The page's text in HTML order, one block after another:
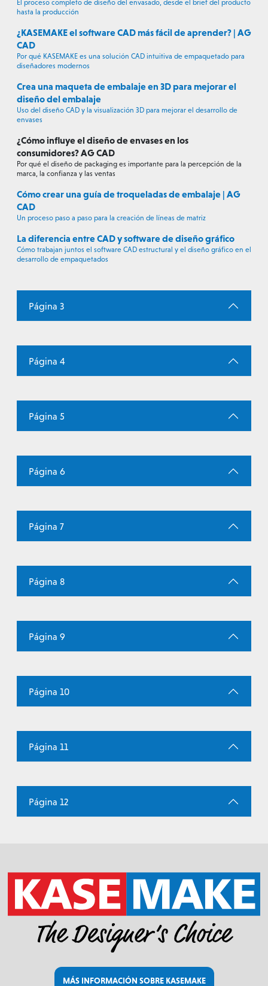
El proceso completo de diseño del envasado, desde el brief del producto
hasta la producción
¿KASEMAKE el software CAD más fácil de aprender? | AG
CAD
Por qué KASEMAKE es una solución CAD intuitiva de empaquetado para
diseñadores modernos
Crea una maqueta de embalaje en 3D para mejorar el
diseño del embalaje
Uso del diseño CAD y la visualización 3D para mejorar el desarrollo de
envases
¿Cómo influye el diseño de envases en los
consumidores? AG CAD
Por qué el diseño de packaging es importante para la percepción de la
marca, la confianza y las ventas
Cómo crear una guía de troqueladas de embalaje | AG
CAD
Un proceso paso a paso para la creación de líneas de matriz
La diferencia entre CAD y software de diseño gráfico
Cómo trabajan juntos el software CAD estructural y el diseño gráfico en el
desarrollo de empaquetados
Página 3
Página 4
Página 5
Página 6
Página 7
Página 8
Página 9
Página 10
Página 11
Página 12
MÁS INFORMACIÓN SOBRE KASEMAKE